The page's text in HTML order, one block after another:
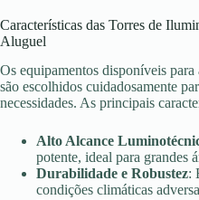
Características das Torres de
Aluguel
Os equipamentos disponíveis
são escolhidos cuidadosamente
necessidades. As principais
Alto Alcance
potente, ideal para grandes
Durabilidade e Robustez:
condições climáticas